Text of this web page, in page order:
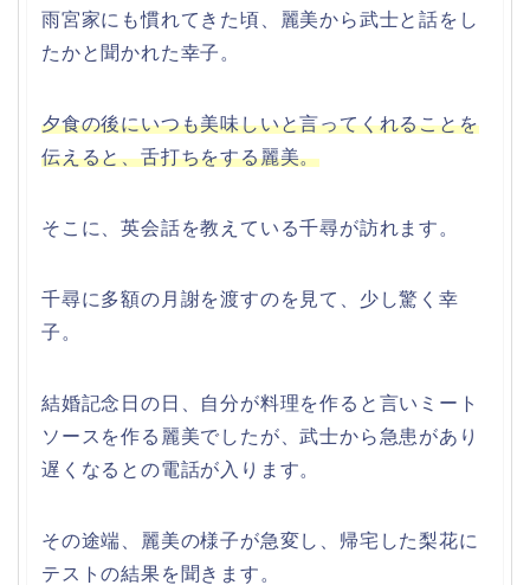
雨宮家にも慣れてきた頃、麗美から武士と話をし
たかと聞かれた幸子。
夕食の後にいつも美味しいと言ってくれることを
伝えると、舌打ちをする麗美。
そこに、英会話を教えている千尋が訪れます。
千尋に多額の月謝を渡すのを見て、少し驚く幸
子。
結婚記念日の日、自分が料理を作ると言いミート
ソースを作る麗美でしたが、武士から急患があり
遅くなるとの電話が入ります。
その途端、麗美の様子が急変し、帰宅した梨花に
テストの結果を聞きます。